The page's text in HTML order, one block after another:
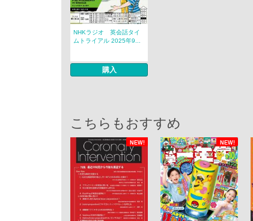
NHKラジオ 英会話タイ
ムトライアル 2025年9...
購入
こちらもおすすめ
NEW! NEW!